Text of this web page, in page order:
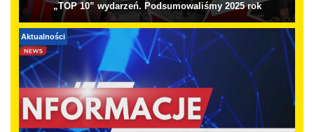
„TOP 10” wydarzeń. Podsumowaliśmy 2025 rok
Aktualności